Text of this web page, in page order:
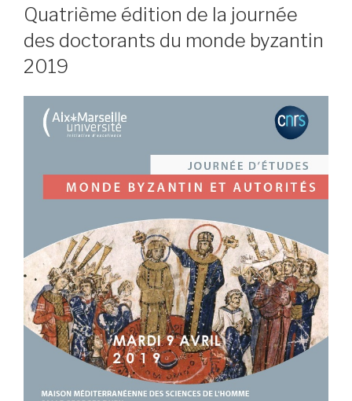
LE
Quatrième édition de la journée
des doctorants du monde byzantin
2019